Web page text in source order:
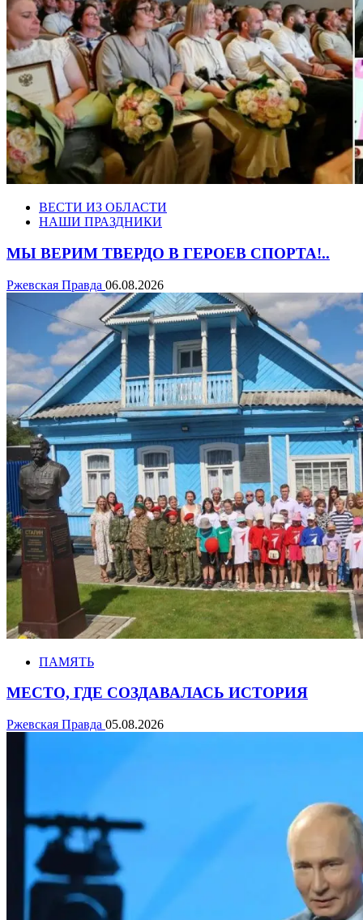
ВЕСТИ ИЗ ОБЛАСТИ
НАШИ ПРАЗДНИКИ
МЫ ВЕРИМ ТВЕРДО В ГЕРОЕВ СПОРТА!..
Ржевская Правда 06.08.2026
ПАМЯТЬ
МЕСТО, ГДЕ СОЗДАВАЛАСЬ ИСТОРИЯ
Ржевская Правда 05.08.2026